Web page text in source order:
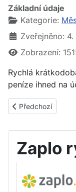
Základní údaje
Kategorie:
Zveřejněno:
Zobrazení:
Rychlá
peníze ihned na
Předchozí článek:
Předchozí
Zaplo